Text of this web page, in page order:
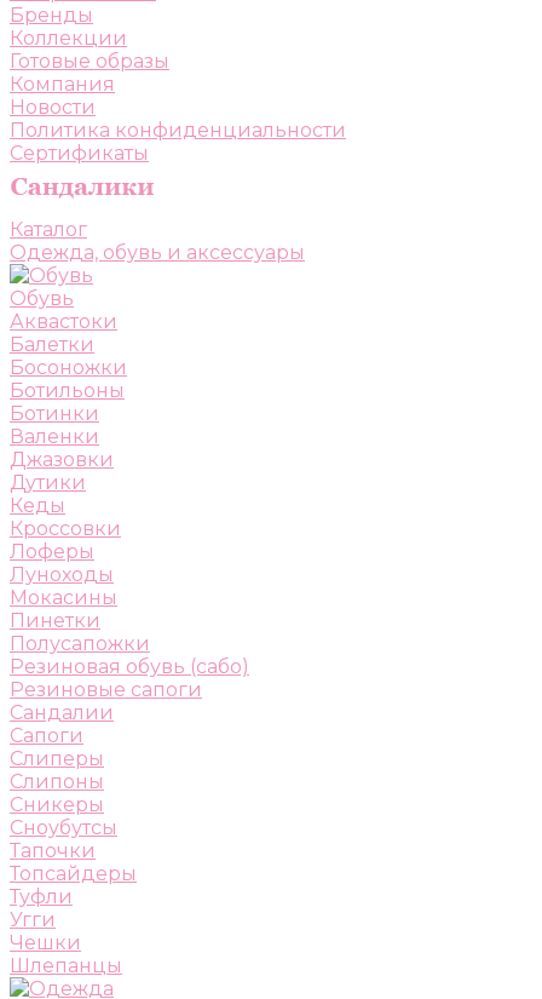
Бренды
Коллекции
Готовые образы
Компания
Новости
Политика конфиденциальности
Сертификаты
Каталог
Одежда, обувь и аксессуары
Обувь
Аквастоки
Балетки
Босоножки
Ботильоны
Ботинки
Валенки
Джазовки
Дутики
Кеды
Кроссовки
Лоферы
Луноходы
Мокасины
Пинетки
Полусапожки
Резиновая обувь (сабо)
Резиновые сапоги
Сандалии
Сапоги
Слиперы
Слипоны
Сникеры
Сноубутсы
Тапочки
Топсайдеры
Туфли
Угги
Чешки
Шлепанцы